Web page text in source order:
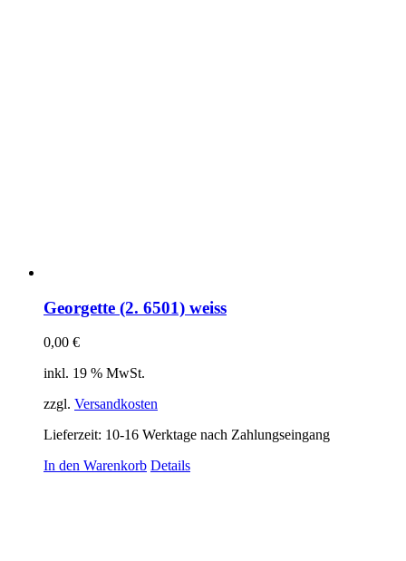
Georgette (2. 6501) weiss
0,00 €
inkl. 19 % MwSt.
zzgl. Versandkosten
Lieferzeit: 10-16 Werktage nach Zahlungseingang
In den Warenkorb Details